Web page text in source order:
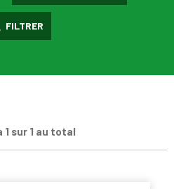
FILTRER
1 sur 1 au total